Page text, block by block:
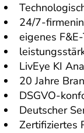
24/7-
eigenes
LivEye KI
20 Jahre
DSGVO-
Deutscher
Zertifiziertes